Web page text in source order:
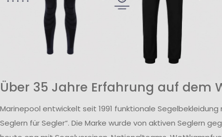
Über 35 Jahre Erfahrung auf dem
Marinepool entwickelt seit 1991 funktionale Segelbekleidung
Seglern für Segler“. Die Marke wurde von aktiven Seglern